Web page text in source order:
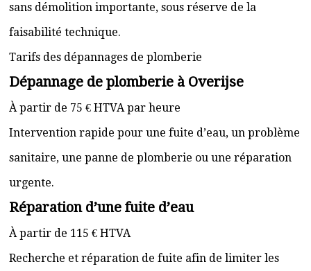
sans démolition importante, sous réserve de la
faisabilité technique.
Tarifs des dépannages de plomberie
Dépannage de plomberie à Overijse
À partir de 75 € HTVA par heure
Intervention rapide pour une fuite d’eau, un problème
sanitaire, une panne de plomberie ou une réparation
urgente.
Réparation d’une fuite d’eau
À partir de 115 € HTVA
Recherche et réparation de fuite afin de limiter les